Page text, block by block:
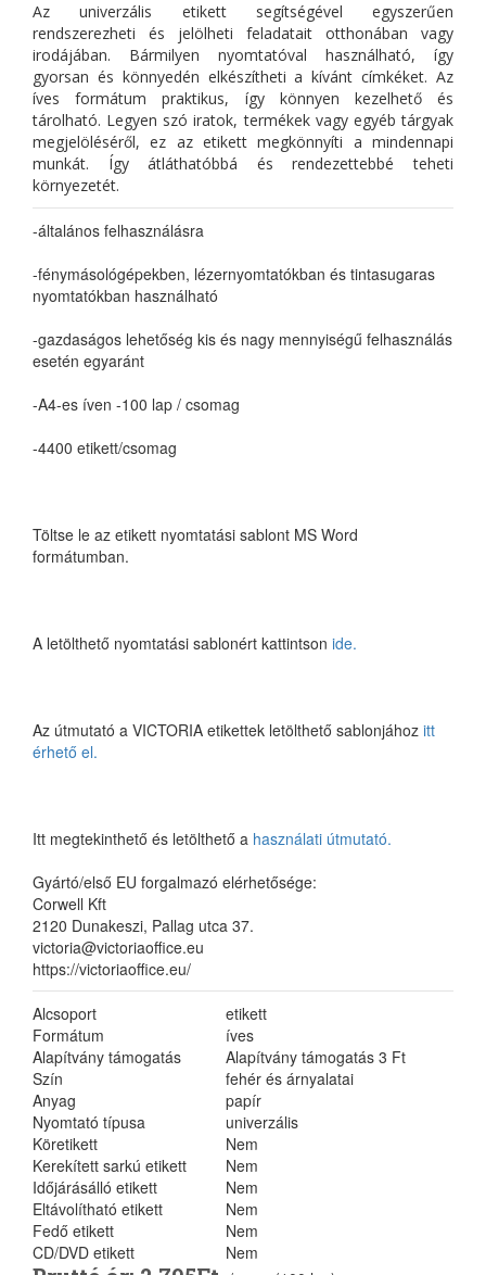
Az univerzális etikett segítségével egyszerűen
rendszerezheti és jelölheti feladatait otthonában vagy
irodájában. Bármilyen nyomtatóval használható, így
gyorsan és könnyedén elkészítheti a kívánt címkéket. Az
íves formátum praktikus, így könnyen kezelhető és
tárolható. Legyen szó iratok, termékek vagy egyéb tárgyak
megjelöléséről, ez az etikett megkönnyíti a mindennapi
munkát. Így átláthatóbbá és rendezettebbé teheti
környezetét.
-általános felhasználásra
-fénymásológépekben, lézernyomtatókban és tintasugaras
nyomtatókban használható
-gazdaságos lehetőség kis és nagy mennyiségű felhasználás
esetén egyaránt
-A4-es íven -100 lap / csomag
-4400 etikett/csomag
Töltse le az etikett nyomtatási sablont MS Word
formátumban.
A letölthető nyomtatási sablonért kattintson ide.
Az útmutató a VICTORIA etikettek letölthető sablonjához itt
érhető el.
Itt megtekinthető és letölthető a használati útmutató.
Gyártó/első EU forgalmazó elérhetősége:
Corwell Kft
2120 Dunakeszi, Pallag utca 37.
victoria@victoriaoffice.eu
https://victoriaoffice.eu/
Alcsoport
etikett
Formátum
íves
Alapítvány támogatás
Alapítvány támogatás 3 Ft
Szín
fehér és árnyalatai
Anyag
papír
Nyomtató típusa
univerzális
Köretikett
Nem
Kerekített sarkú etikett
Nem
Időjárásálló etikett
Nem
Eltávolítható etikett
Nem
Fedő etikett
Nem
CD/DVD etikett
Nem